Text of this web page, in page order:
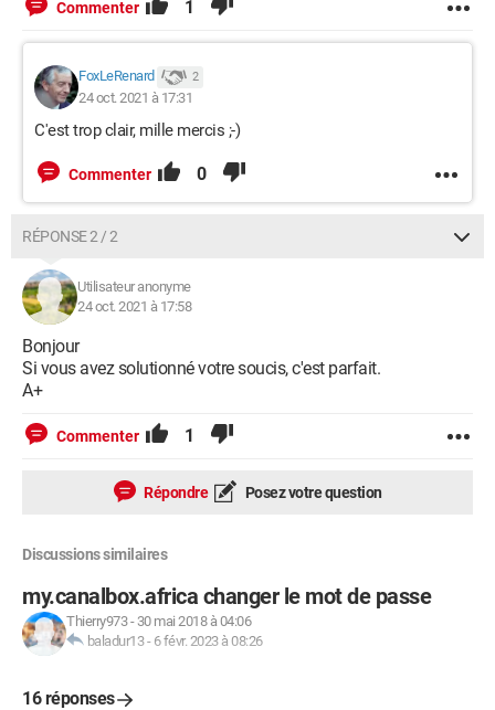
Commenter 1
FoxLeRenard 2
24 oct. 2021 à 17:31
C'est trop clair, mille mercis ;-)
Commenter 0
RÉPONSE 2 / 2
Utilisateur anonyme
24 oct. 2021 à 17:58
Bonjour
Si vous avez solutionné votre soucis, c'est parfait.
A+
Commenter 1
Répondre Posez votre question
Discussions similaires
my.canalbox.africa changer le mot de passe
Thierry973- 30 mai 2018 à 04:06
baladur13- 6 févr. 2023 à 08:26
16 réponses